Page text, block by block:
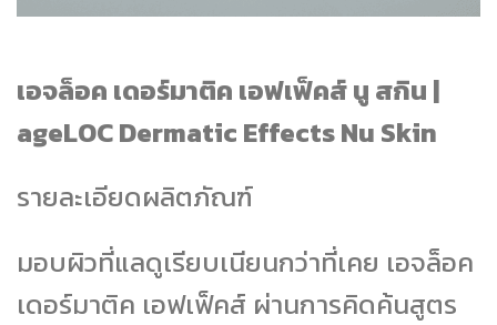
เอจล็อค เดอร์มาติค เอฟเฟ็คส์ นู สกิน |
ageLOC Dermatic Effects Nu Skin
รายละเอียดผลิตภัณฑ์
มอบผิวที่แลดูเรียบเนียนกว่าที่เคย เอจล็อค
เดอร์มาติค เอฟเฟ็คส์ ผ่านการคิดค้นสูตร